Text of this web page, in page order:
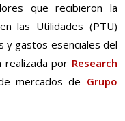
que recibieron la
las Utilidades (PTU)
y gastos esenciales del
realizada por Research
mercados de Grupo